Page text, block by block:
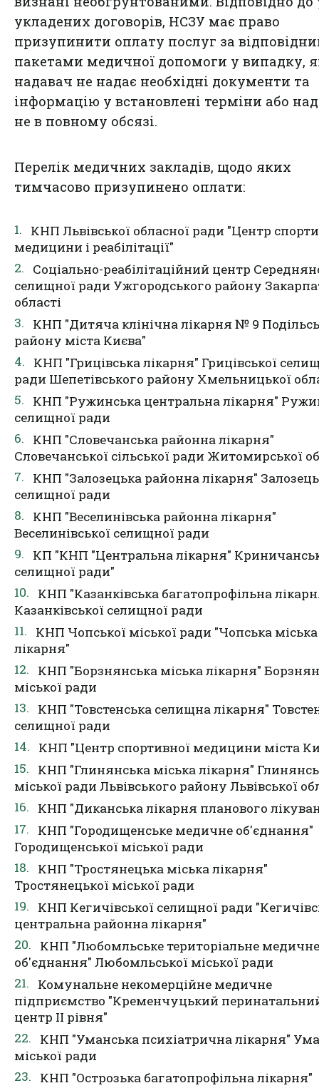
укладених договорів, НСЗУ має право
призупинити оплату послуг за
пакетами медичної допомоги у випадку,
надавач не надає необхідні документи та
інформацію у встановлені терміни або
не в повному обсязі.
Перелік медичних закладів, щодо яких
тимчасово призупинено оплати:
КНП Львівської обласної ради "Центр
медицини і реабілітації"
Соціально-реабілітаційний центр
селищної ради Ужгородського району
області
КНП "Дитяча клінічна лікарня № 9
району міста Києва"
КНП "Грицівська лікарня" Грицівської
ради Шепетівського району Хмельницької
КНП "Ружинська центральна лікарня"
селищної ради
КНП "Словечанська районна лікарня"
Словечанської сільської ради Житомирської
КНП "Залозецька районна лікарня"
селищної ради
КНП "Веселинівська районна лікарня"
Веселинівської селищної ради
КП "КНП "Центральна лікарня"
селищної ради"
КНП "Казанківська багатопрофільна
Казанківської селищної ради
КНП Чопської міської ради "Чопська міська
лікарня"
КНП "Борзнянська міська лікарня"
міської ради
КНП "Товстенська селищна лікарня"
селищної ради
КНП "Центр спортивної медицини міста
КНП "Глинянська міська лікарня"
міської ради Львівського району Львівської
КНП "Диканська лікарня планового
КНП "Городищенське медичне об'єднання"
Городищенської міської ради
КНП "Тростянецька міська лікарня"
Тростянецької міської ради
КНП Кегичівської селищної ради
центральна районна лікарня"
КНП "Любомльське територіальне медичне
об'єднання" Любомльської міської ради
Комунальне некомерційне медичне
підприємство "Кременчуцький
центр ІІ рівня"
КНП "Уманська психіатрична лікарня"
міської ради
КНП "Острозька багатопрофільна лікарня"